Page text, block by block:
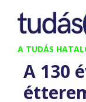
Kilépés
tartalomba
A TUDÁS
A 130